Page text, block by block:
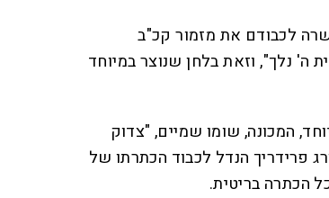
לכבודם את מזמור קכ"ב
ה' נלך", וזאת בלחן שנוצר במיוחד
המכונה, שומו שמיים, "צדוק
עוד ב־1727 בידי גיאורג פרידריך הנדל לכבוד הכתרתו של
הכתרה בריטית.